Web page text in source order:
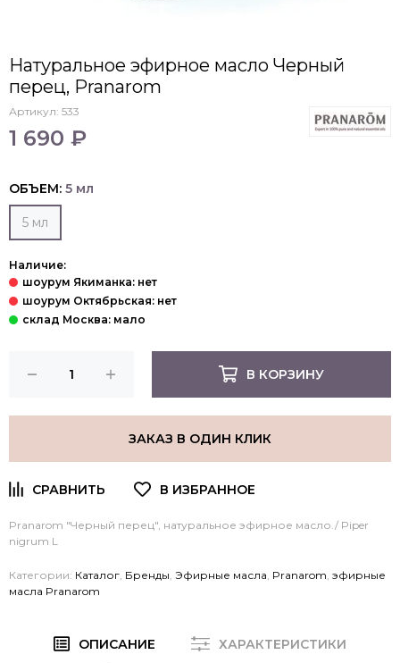
Натуральное эфирное масло Черный
перец, Pranarom
Артикул: 533
1 690 ₽
ОБЪЕМ: 5 мл
5 мл
Наличие:
В КОРЗИНУ
ЗАКАЗ В ОДИН КЛИК
Pranarom "Черный перец", натуральное эфирное масло./ Piper
nigrum L
Категории: Каталог Бренды Эфирные масла Pranarom эфирные
масла Pranarom
ОПИСАНИЕ
ХАРАКТЕРИСТИКИ